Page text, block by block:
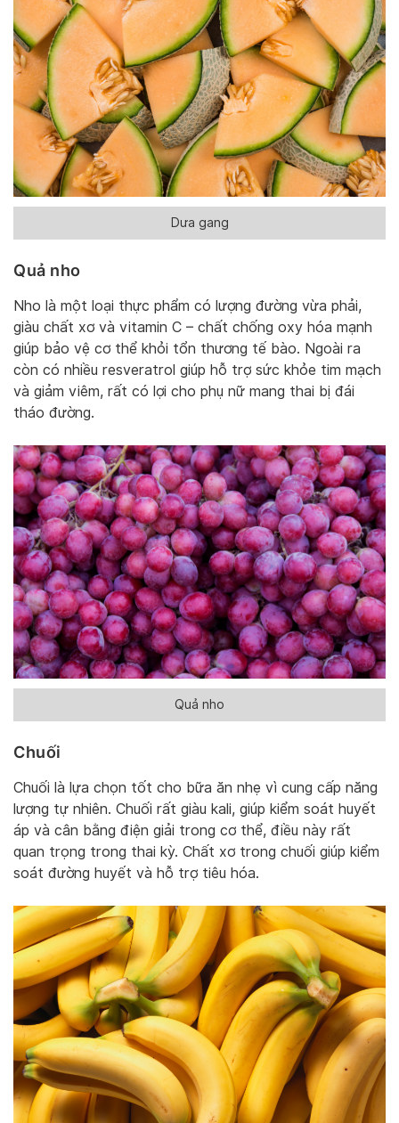
Dưa gang
Quả nho
Nho là một loại thực phẩm có lượng đường vừa phải,
giàu chất xơ và vitamin C – chất chống oxy hóa mạnh
giúp bảo vệ cơ thể khỏi tổn thương tế bào. Ngoài ra
còn có nhiều resveratrol giúp hỗ trợ sức khỏe tim mạch
và giảm viêm, rất có lợi cho phụ nữ mang thai bị đái
tháo đường.
Quả nho
Chuối
Chuối là lựa chọn tốt cho bữa ăn nhẹ vì cung cấp năng
lượng tự nhiên. Chuối rất giàu kali, giúp kiểm soát huyết
áp và cân bằng điện giải trong cơ thể, điều này rất
quan trọng trong thai kỳ. Chất xơ trong chuối giúp kiểm
soát đường huyết và hỗ trợ tiêu hóa.